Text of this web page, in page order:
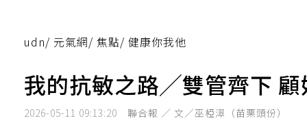
udn/ 元氣網/ 焦點/ 健康你我他
我的抗敏之路╱雙管齊下
2026-05-11 09:13:20 聯合報 ／ 文／巫椏濢（苗栗頭份）